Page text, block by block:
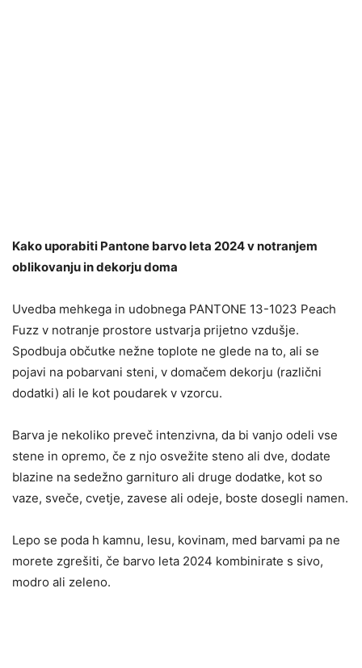
Kako uporabiti Pantone barvo leta 2024v notranjem
oblikovanju in dekorju doma
Uvedba mehkega in udobnega PANTONE 13-1023 Peach
Fuzz v notranje prostore ustvarja prijetno vzdušje.
Spodbuja občutke nežne toplote ne glede na to, ali se
pojavi na pobarvani steni, v domačem dekorju (različni
dodatki) ali le kot poudarek v vzorcu.
Barva je nekoliko preveč intenzivna, da bi vanjo odeli vse
stene in opremo, če z njo osvežite steno ali dve, dodate
blazine na sedežno garnituro ali druge dodatke, kot so
vaze, sveče, cvetje, zavese ali odeje, boste dosegli namen.
Lepo se poda h kamnu, lesu, kovinam, med barvami pa ne
morete zgrešiti, če barvo leta 2024 kombinirate s sivo,
modro ali zeleno.